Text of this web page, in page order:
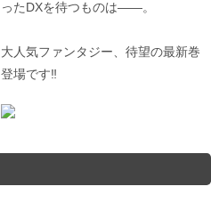
ったDXを待つものは――。
大人気ファンタジー、待望の最新巻
登場です‼